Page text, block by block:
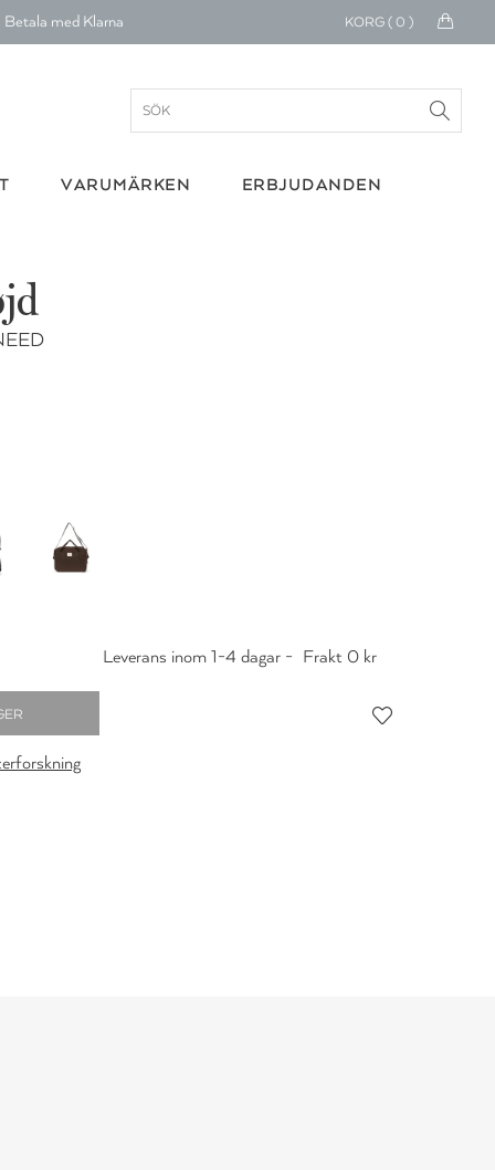
Betala med Klarna KORG ( 0 )
VARUMÄRKEN ERBJUDANDEN
Leverans inom 1-4 dagar - Frakt 0 kr